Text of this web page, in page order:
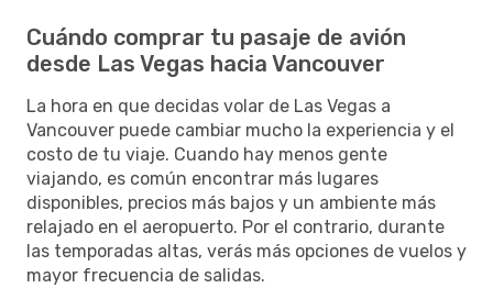
Cuándo comprar tu pasaje de avión
desde Las Vegas hacia Vancouver
La hora en que decidas volar de Las Vegas a
Vancouver puede cambiar mucho la experiencia y el
costo de tu viaje. Cuando hay menos gente
viajando, es común encontrar más lugares
disponibles, precios más bajos y un ambiente más
relajado en el aeropuerto. Por el contrario, durante
las temporadas altas, verás más opciones de vuelos y
mayor frecuencia de salidas.